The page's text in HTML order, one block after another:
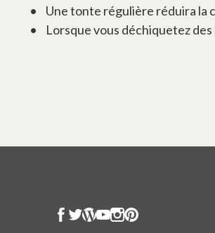
• Une tonte régulière réduira la
• Lorsque vous déchiquetez des